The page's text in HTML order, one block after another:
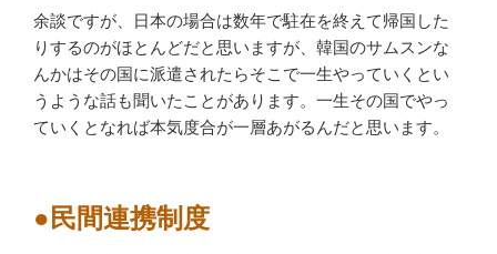
余談ですが、日本の場合は数年で駐在を終えて帰国した
りするのがほとんどだと思いますが、韓国のサムスンな
んかはその国に派遣されたらそこで一生やっていくとい
うような話も聞いたことがあります。一生その国でやっ
ていくとなれば本気度合が一層あがるんだと思います。
●民間連携制度